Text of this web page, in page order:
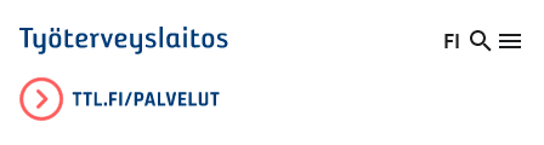
Hyppää
pääsisältöön
Työterveyslaitos
Vaihda
FI
Hae